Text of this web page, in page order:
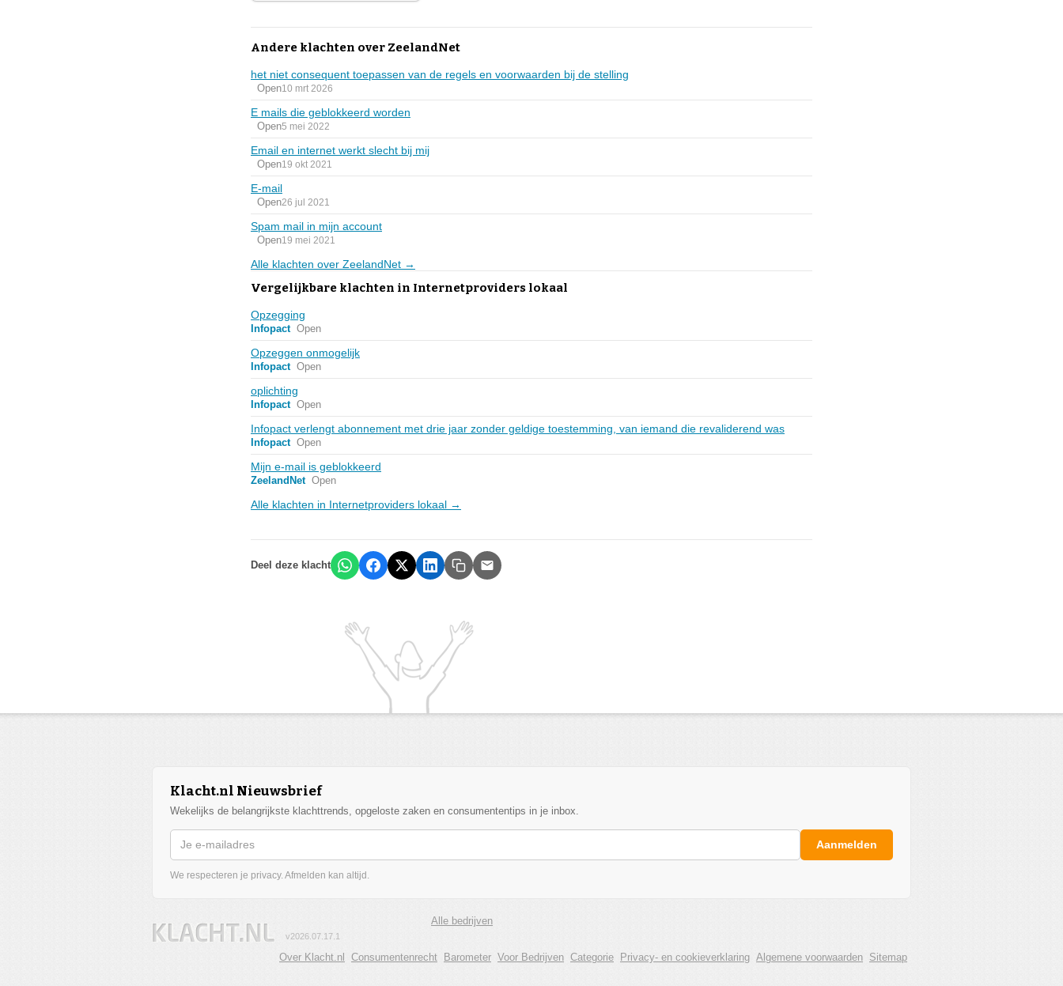
Andere klachten over ZeelandNet
het niet consequent toepassen van de regels en voorwaarden bij de stelling
Open10 mrt 2026
E mails die geblokkeerd worden
Open5 mei 2022
Email en internet werkt slecht bij mij
Open19 okt 2021
E-mail
Open26 jul 2021
Spam mail in mijn account
Open19 mei 2021
Alle klachten over ZeelandNet →
Vergelijkbare klachten in Internetproviders lokaal
Opzegging
Infopact Open
Opzeggen onmogelijk
Infopact Open
oplichting
Infopact Open
Infopact verlengt abonnement met drie jaar zonder geldige toestemming, van iemand die revaliderend was
Infopact Open
Mijn e-mail is geblokkeerd
ZeelandNet Open
Alle klachten in Internetproviders lokaal →
Deel deze klacht
Klacht.nl Nieuwsbrief
Wekelijks de belangrijkste klachttrends, opgeloste zaken en consumententips in je inbox.
Aanmelden
We respecteren je privacy. Afmelden kan altijd.
Alle bedrijven
v2026.07.17.1
Over Klacht.nl Consumentenrecht Barometer Voor Bedrijven Categorie Privacy- en cookieverklaring Algemene voorwaarden Sitemap